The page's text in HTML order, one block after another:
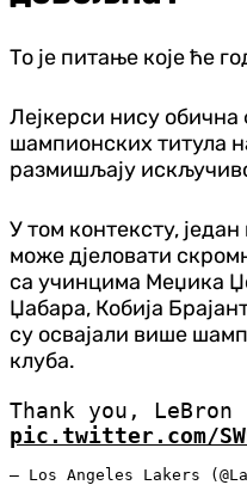
То је питање које ће
Лејкерси нису
шампионских титула
размишљају
У том контексту,
може дјеловати
са учинцима Меџика
Џабара, Кобија
су освајали више
клуба.
Thank you, LeBron
pic.twitter.com/
— Los Angeles Lakers